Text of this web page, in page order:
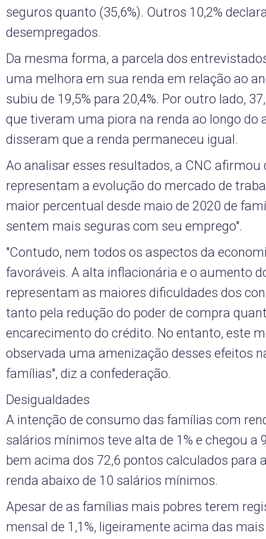
seguros quanto (35,6%). Outros 10,2%
desempregados.
Da mesma forma, a parcela dos
uma melhora em sua renda em relação ao
subiu de 19,5% para 20,4%. Por outro lado,
que tiveram uma piora na renda ao longo do
disseram que a renda permaneceu igual.
Ao analisar esses resultados, a CNC afirmou
representam a evolução do mercado de
maior percentual desde maio de 2020 de
sentem mais seguras com seu emprego".
"Contudo, nem todos os aspectos da
favoráveis. A alta inflacionária e o aumento
representam as maiores dificuldades dos
tanto pela redução do poder de compra
encarecimento do crédito. No entanto, este
observada uma amenização desses efeitos
famílias", diz a confederação.
Desigualdades
A intenção de consumo das famílias com
salários mínimos teve alta de 1% e chegou a
bem acima dos 72,6 pontos calculados para
renda abaixo de 10 salários mínimos.
Apesar de as famílias mais pobres terem
mensal de 1,1%, ligeiramente acima das